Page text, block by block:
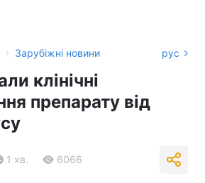
› Зарубіжні новини рус
клінічні
препарату від
1 хв. 6066